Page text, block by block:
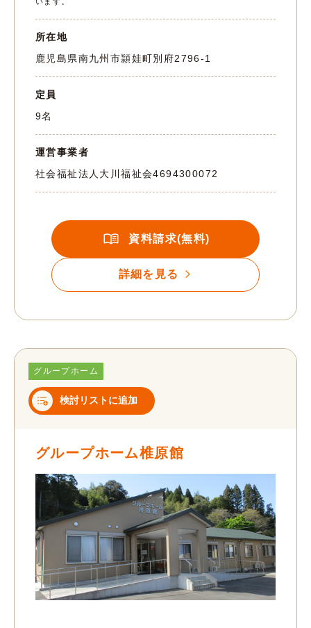
所在地
鹿児島県南九州市頴娃町別府2796-1
定員
9名
運営事業者
社会福祉法人大川福祉会4694300072
資料請求(無料)
詳細を見る
グループホーム
検討リストに追加
グループホーム椎原館